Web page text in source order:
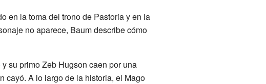
en la toma del trono de Pastoria y en la
no aparece, Baum describe cómo
y su primo Zeb Hugson caen por una
cayó. A lo largo de la historia, el Mago